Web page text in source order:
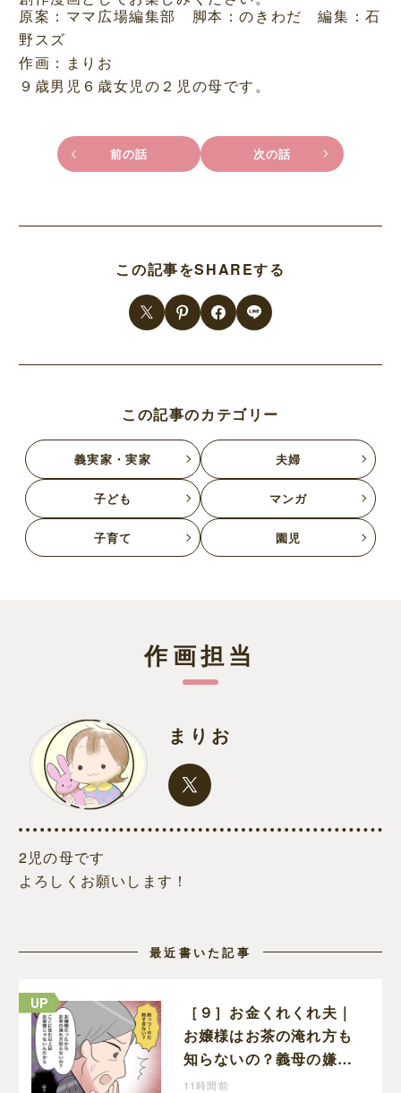
原案：ママ広場編集部 脚本：のきわだ 編集：石
野スズ
作画：まりお
９歳男児６歳女児の２児の母です。
前の話 次の話
この記事をSHAREする
この記事のカテゴリー
義実家・実家 夫婦
子ども マンガ
子育て 園児
作画担当
まりお
2児の母です
よろしくお願いします！
最近書いた記事
［９］お金くれくれ夫｜
お嬢様はお茶の淹れ方も
知らないの？義母の嫌味
に思わず怒りが込み上げ
11時間前